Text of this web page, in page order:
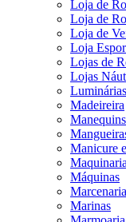
Loja de
Loja de
Loja de
Loja
Lojas de
Lojas
Luminárias
Madeireira
Manicure
Máquinas
Marcenaria
Marinas